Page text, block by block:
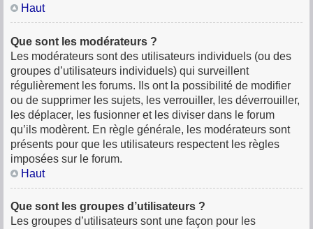
Haut
Que sont les modérateurs ?
Les modérateurs sont des utilisateurs individuels (ou des
groupes d’utilisateurs individuels) qui surveillent
régulièrement les forums. Ils ont la possibilité de modifier
ou de supprimer les sujets, les verrouiller, les déverrouiller,
les déplacer, les fusionner et les diviser dans le forum
qu’ils modèrent. En règle générale, les modérateurs sont
présents pour que les utilisateurs respectent les règles
imposées sur le forum.
Haut
Que sont les groupes d’utilisateurs ?
Les groupes d’utilisateurs sont une façon pour les